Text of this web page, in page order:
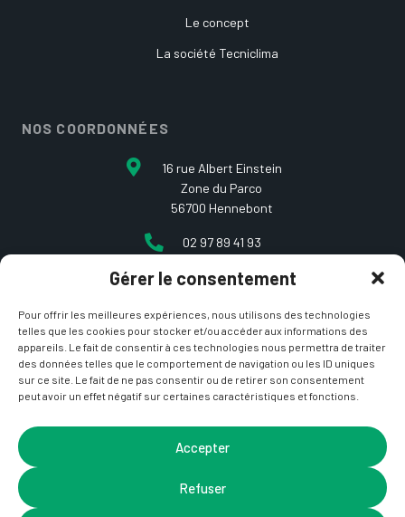
Gérer le consentement
Pour offrir les meilleures expériences, nous utilisons des technologies
telles que les cookies pour stocker et/ou accéder aux informations des
appareils. Le fait de consentir à ces technologies nous permettra de traiter
des données telles que le comportement de navigation ou les ID uniques
sur ce site. Le fait de ne pas consentir ou de retirer son consentement
peut avoir un effet négatif sur certaines caractéristiques et fonctions.
Accepter
Refuser
Le concept
La société Tecniclima
NOS COORDONNÉES
16 rue Albert Einstein
Zone du Parco
56700 Hennebont
02 97 89 41 93
contact@etcarepart.com
CGV– Site développé parLa Coquille Web– Design par
Nicotam